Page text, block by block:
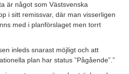
är något som Västsvenska
i sitt remissvar, där man visserligen
med i planförslaget men torrt
inleds snarast möjligt och att
plan har status ”Pågående”.”